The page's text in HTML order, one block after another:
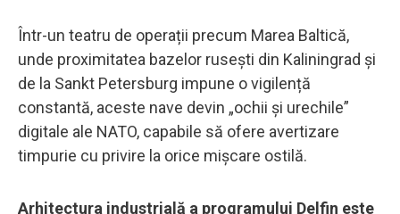
Într-un teatru de operații precum Marea Baltică,
unde proximitatea bazelor rusești din Kaliningrad și
de la Sankt Petersburg impune o vigilență
constantă, aceste nave devin „ochii și urechile”
digitale ale NATO, capabile să ofere avertizare
timpurie cu privire la orice mișcare ostilă.
Arhitectura industrială a programului Delfin este